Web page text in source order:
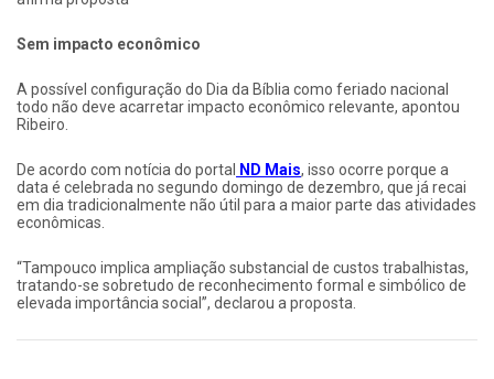
Sem impacto econômico
A possível configuração do Dia da Bíblia como feriado nacional
todo não deve acarretar impacto econômico relevante, apontou
Ribeiro.
De acordo com notícia do portal ND Mais, isso ocorre porque a
data é celebrada no segundo domingo de dezembro, que já recai
em dia tradicionalmente não útil para a maior parte das atividades
econômicas.
“Tampouco implica ampliação substancial de custos trabalhistas,
tratando-se sobretudo de reconhecimento formal e simbólico de
elevada importância social”, declarou a proposta.